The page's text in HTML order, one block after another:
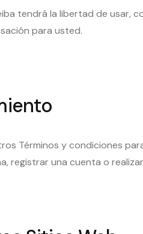
tendrá la libertad de usar,
para usted.
Términos y condiciones
registrar una cuenta o